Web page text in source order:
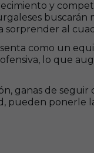
y
sorprender al
como un
lo que
ganas de
pueden ponerle